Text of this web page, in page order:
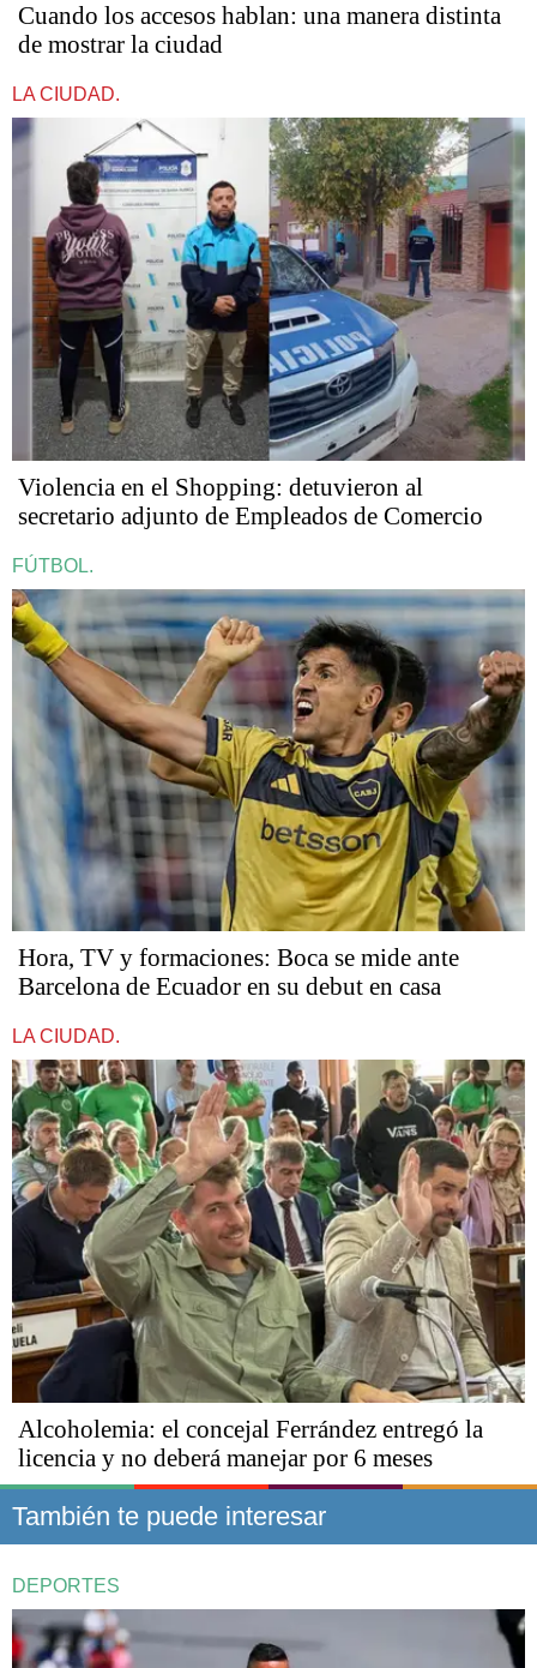
Cuando los accesos hablan: una manera distinta
de mostrar la ciudad
LA CIUDAD.
Violencia en el Shopping: detuvieron al
secretario adjunto de Empleados de Comercio
FÚTBOL.
Hora, TV y formaciones: Boca se mide ante
Barcelona de Ecuador en su debut en casa
LA CIUDAD.
Alcoholemia: el concejal Ferrández entregó la
licencia y no deberá manejar por 6 meses
También te puede interesar
DEPORTES